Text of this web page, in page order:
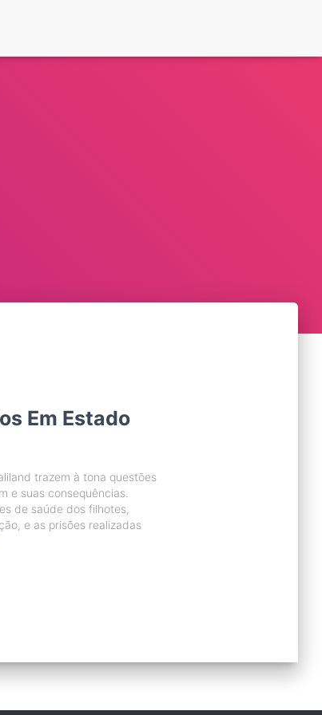
Em Estado
trazem à tona questões
e suas consequências.
de saúde dos filhotes,
e as prisões realizadas